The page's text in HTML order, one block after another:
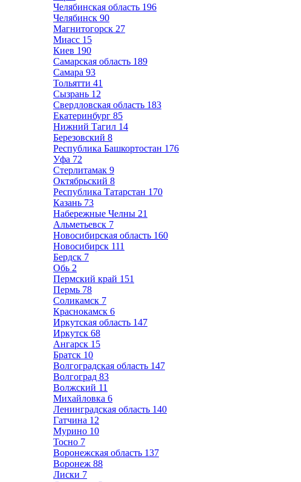
Челябинская область 196
Челябинск 90
Магнитогорск 27
Миасс 15
Киев 190
Самарская область 189
Самара 93
Тольятти 41
Сызрань 12
Свердловская область 183
Екатеринбург 85
Нижний Тагил 14
Березовский 8
Республика Башкортостан 176
Уфа 72
Стерлитамак 9
Октябрьский 8
Республика Татарстан 170
Казань 73
Набережные Челны 21
Альметьевск 7
Новосибирская область 160
Новосибирск 111
Бердск 7
Обь 2
Пермский край 151
Пермь 78
Соликамск 7
Краснокамск 6
Иркутская область 147
Иркутск 68
Ангарск 15
Братск 10
Волгоградская область 147
Волгоград 83
Волжский 11
Михайловка 6
Ленинградская область 140
Гатчина 12
Мурино 10
Тосно 7
Воронежская область 137
Воронеж 88
Лиски 7